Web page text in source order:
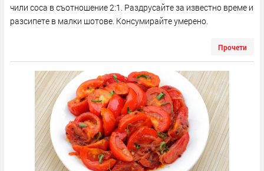
чили соса в съотношение 2:1. Раздрусайте за известно време и
разсипете в малки шотове. Консумирайте умерено.
Прочети